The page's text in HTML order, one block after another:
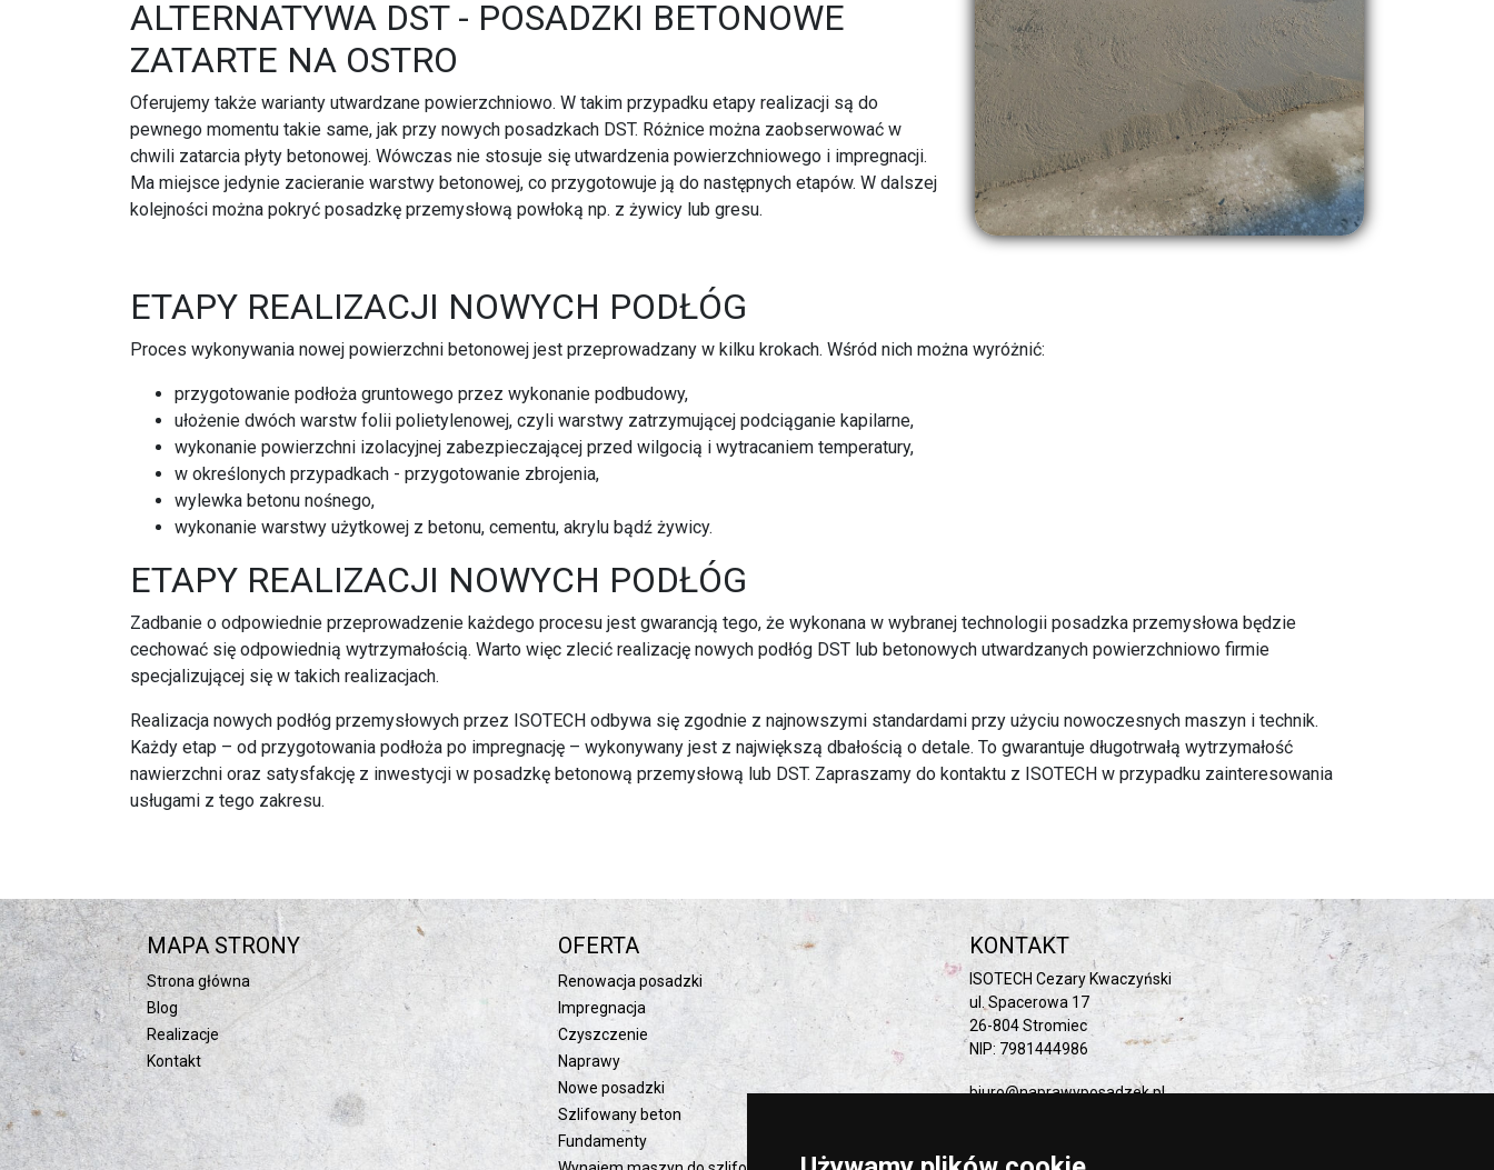
ALTERNATYWA DST - POSADZKI BETONOWE
ZATARTE NA OSTRO
Oferujemy także warianty utwardzane powierzchniowo. W takim przypadku etapy realizacji są do
pewnego momentu takie same, jak przy nowych posadzkach DST. Różnice można zaobserwować w
chwili zatarcia płyty betonowej. Wówczas nie stosuje się utwardzenia powierzchniowego i impregnacji.
Ma miejsce jedynie zacieranie warstwy betonowej, co przygotowuje ją do następnych etapów. W dalszej
kolejności można pokryć posadzkę przemysłową powłoką np. z żywicy lub gresu.
ETAPY REALIZACJI NOWYCH PODŁÓG
Proces wykonywania nowej powierzchni betonowej jest przeprowadzany w kilku krokach. Wśród nich można wyróżnić:
przygotowanie podłoża gruntowego przez wykonanie podbudowy,
ułożenie dwóch warstw folii polietylenowej, czyli warstwy zatrzymującej podciąganie kapilarne,
wykonanie powierzchni izolacyjnej zabezpieczającej przed wilgocią i wytracaniem temperatury,
w określonych przypadkach - przygotowanie zbrojenia,
wylewka betonu nośnego,
wykonanie warstwy użytkowej z betonu, cementu, akrylu bądź żywicy.
ETAPY REALIZACJI NOWYCH PODŁÓG
Zadbanie o odpowiednie przeprowadzenie każdego procesu jest gwarancją tego, że wykonana w wybranej technologii posadzka przemysłowa będzie
cechować się odpowiednią wytrzymałością. Warto więc zlecić realizację nowych podłóg DST lub betonowych utwardzanych powierzchniowo firmie
specjalizującej się w takich realizacjach.
Realizacja nowych podłóg przemysłowych przez ISOTECH odbywa się zgodnie z najnowszymi standardami przy użyciu nowoczesnych maszyn i technik.
Każdy etap – od przygotowania podłoża po impregnację – wykonywany jest z największą dbałością o detale. To gwarantuje długotrwałą wytrzymałość
nawierzchni oraz satysfakcję z inwestycji w posadzkę betonową przemysłową lub DST. Zapraszamy do kontaktu z ISOTECH w przypadku zainteresowania
usługami z tego zakresu.
MAPA STRONY
Strona główna
Blog
Realizacje
Kontakt
OFERTA
Renowacja posadzki
Impregnacja
Czyszczenie
Naprawy
Nowe posadzki
Szlifowany beton
Fundamenty
KONTAKT
ISOTECH Cezary Kwaczyński
ul. Spacerowa 17
26-804 Stromiec
NIP: 7981444986
biuro@naprawyposadzek.pl